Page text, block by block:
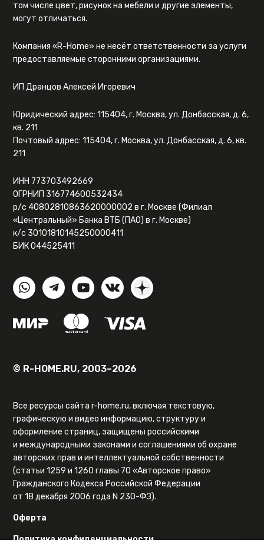
том числе цвет, рисунок на мебели и другие элементы,
могут отличаться.
Компания «R-Home» не несёт ответственности за услуги
предоставляемые сторонними организациями.
ИП Дранцов Алексей Игоревич
Юридический адрес: 115404, г. Москва, ул. Донбасская, д. 6,
кв. 211
Почтовый адрес: 115404, г. Москва, ул. Донбасская, д. 6, кв.
211
ИНН 773703492669
ОГРНИП 316774600532434
р/с 40802810863620000002 в г. Москве (Филиал
«Центральный» Банка ВТБ (ПАО) в г. Москве)
к/с 30101810145250000411
БИК 044525411
© R-HOME.RU, 2003–2026
Все ресурсы сайта r-home.ru, включая текстовую,
графическую и видео информацию, структуру и
оформление страниц, защищены российскими
и международными законами и соглашениями об охране
авторских прав и интеллектуальной собственности
(статьи 1259 и 1260 главы 70 «Авторское право»
Гражданского Кодекса Российской Федерации
от 18 декабря 2006 года N 230-ФЗ).
Оферта
Политика конфиденциальности